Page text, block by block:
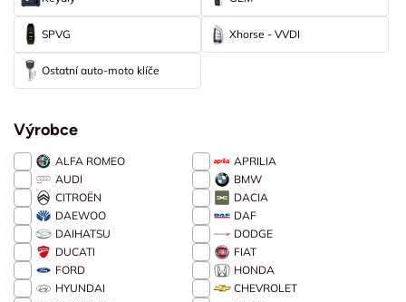
SPVG Xhorse - VVDI
Ostatní auto-moto klíče
Výrobce
ALFA ROMEO
APRILIA
AUDI
BMW
CITROËN
DACIA
DAEWOO
DAF
DAIHATSU
DODGE
DUCATI
FIAT
FORD
HONDA
HYUNDAI
CHEVROLET